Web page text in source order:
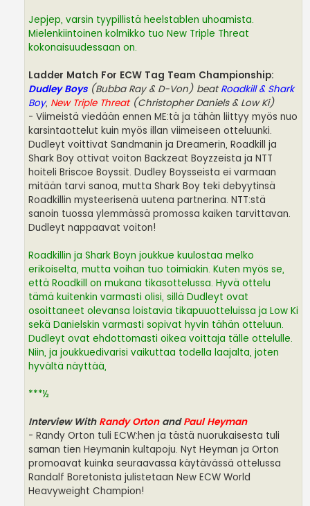
Jepjep, varsin tyypillistä heelstablen uhoamista.
Mielenkiintoinen kolmikko tuo New Triple Threat
kokonaisuudessaan on.
Ladder Match For ECW Tag Team Championship:
Dudley Boys(Bubba Ray & D-Von) beat Roadkill & Shark
Boy, New Triple Threat(Christopher Daniels & Low Ki)
- Viimeistä viedään ennen ME:tä ja tähän liittyy myös nuo
karsintaottelut kuin myös illan viimeiseen otteluunki.
Dudleyt voittivat Sandmanin ja Dreamerin, Roadkill ja
Shark Boy ottivat voiton Backzeat Boyzzeista ja NTT
hoiteli Briscoe Boyssit. Dudley Boysseista ei varmaan
mitään tarvi sanoa, mutta Shark Boy teki debyytinsä
Roadkillin mysteerisenä uutena partnerina. NTT:stä
sanoin tuossa ylemmässä promossa kaiken tarvittavan.
Dudleyt nappaavat voiton!
Roadkillin ja Shark Boyn joukkue kuulostaa melko
erikoiselta, mutta voihan tuo toimiakin. Kuten myös se,
että Roadkill on mukana tikasottelussa. Hyvä ottelu
tämä kuitenkin varmasti olisi, sillä Dudleyt ovat
osoittaneet olevansa loistavia tikapuuotteluissa ja Low Ki
sekä Danielskin varmasti sopivat hyvin tähän otteluun.
Dudleyt ovat ehdottomasti oikea voittaja tälle ottelulle.
Niin, ja joukkuedivarisi vaikuttaa todella laajalta, joten
hyvältä näyttää,
***½
Interview With Randy OrtonandPaul Heyman
- Randy Orton tuli ECW:hen ja tästä nuorukaisesta tuli
saman tien Heymanin kultapoju. Nyt Heyman ja Orton
promoavat kuinka seuraavassa käytävässä ottelussa
Randalf Boretonista julistetaan New ECW World
Heavyweight Champion!